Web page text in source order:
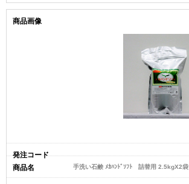
手洗い石鹸 ﾒｶﾊﾝﾄﾞｿﾌﾄ 詰替用 2.5kgX2袋